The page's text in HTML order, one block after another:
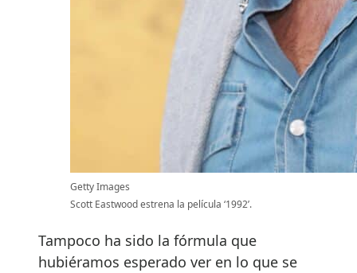
Getty Images
Scott Eastwood estrena la película ‘1992’.
Tampoco ha sido la fórmula que
hubiéramos esperado ver en lo que se